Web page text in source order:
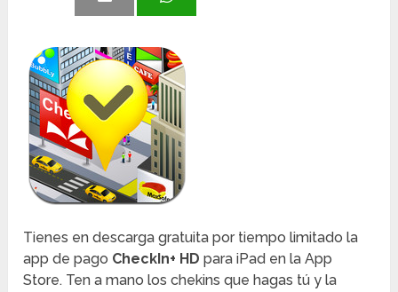
Tienes en descarga gratuita por tiempo limitado la
app de pago CheckIn+ HD para iPad en la App
Store. Ten a mano los chekins que hagas tú y la